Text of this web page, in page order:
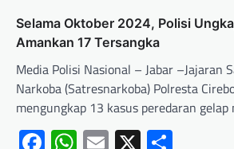
Selama Oktober 2024, Polisi
Amankan 17 Tersangka
Media Polisi Nasional – Jabar –Jajaran
Narkoba (Satresnarkoba) Polresta
mengungkap 13 kasus peredaran